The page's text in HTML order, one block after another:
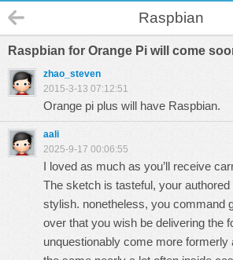
Raspbian
Raspbian for Orange Pi will come
zhao_steven
2015-3-13 07:12:51
Orange pi plus will have Raspbian.
aali
2025-9-17 00:06:55
I loved as much as you’ll receive
The sketch is tasteful, your
stylish. nonetheless, you command
over that you wish be delivering the
unquestionably come more formerly